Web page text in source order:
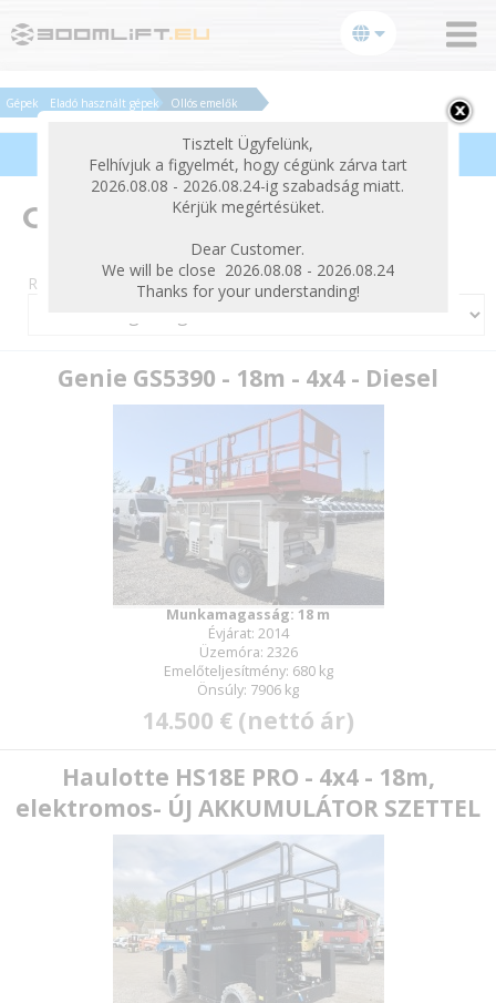
bezárás
Tisztelt Ügyfelünk,
Felhívjuk a figyelmét, hogy cégünk zárva tart
2026.08.08 - 2026.08.24-ig szabadság miatt.
Kérjük megértésüket.
Dear Customer.
We will be close 2026.08.08 - 2026.08.24
Thanks for your understanding!
Gépek Eladó használt gépek Ollós emelők
Termékek szűrése
Ollós emelők
Rendezés:
Genie GS5390 - 18m - 4x4 - Diesel
Munkamagasság: 18 m
Évjárat: 2014
Üzemóra: 2326
Emelőteljesítmény: 680 kg
Önsúly: 7906 kg
14.500 € (nettó ár)
Haulotte HS18E PRO - 4x4 - 18m,
elektromos- ÚJ AKKUMULÁTOR SZETTEL